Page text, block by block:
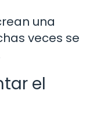
una
veces se
el